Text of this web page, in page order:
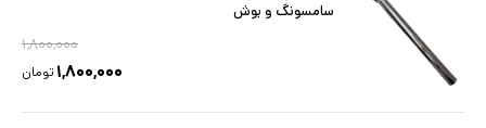
سامسونگ و بوش
۱,۸۰۰,۰۰۰
۱,۸۰۰,۰۰۰ تومان